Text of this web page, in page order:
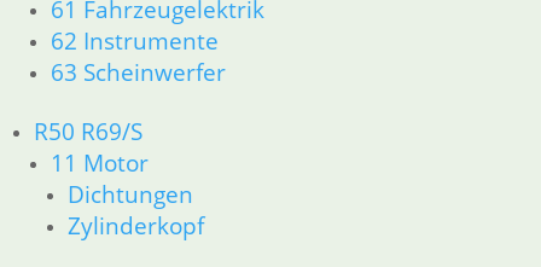
61 Fahrzeugelektrik
62 Instrumente
63 Scheinwerfer
R50 R69/S
11 Motor
Dichtungen
Zylinderkopf
Federring
3,30€
inkl. MwSt.
zzgl. Versandkosten
In den Warenkorb